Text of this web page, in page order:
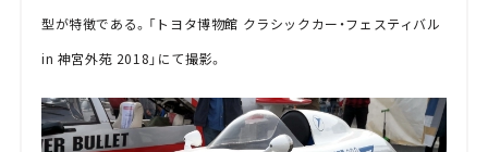
型が特徴である。「トヨタ博物館 クラシックカー・フェスティバル
in 神宮外苑 2018」にて撮影。